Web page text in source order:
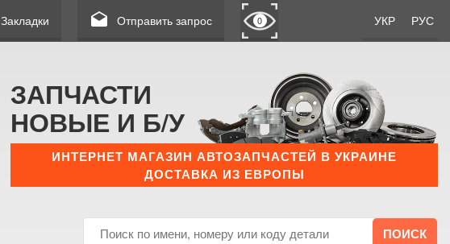
УКР РУС
Закладки drafts Отправить запрос 0
ЗАПЧАСТИ
НОВЫЕ И Б/У
ИНТЕРНЕТ МАГАЗИН АВТОЗАПЧАСТЕЙ В УКРАИНЕ
ДОСТАВКА ИЗ ЕВРОПЫ